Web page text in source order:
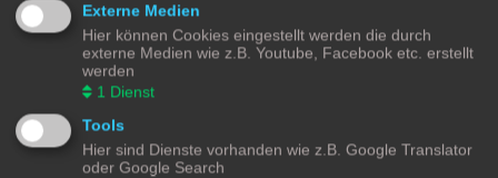
Home Assistant Add-On's
Rings um Add-On's. Offizielle oder Custom.
Themen: 57
Home Assistant Cloud / Nabu Casaa
Themen rund um Home Assistant Cloud und Nabu Casa.
Hardware
Was ist die geeignete Hardware für Home Assistant? SD-Karte oder doch
SSD?
Externe Medien
Hier können Cookies eingestellt werden die durch
externe Medien wie z.B. Youtube, Facebook etc. erstellt
werden
1 Dienst
Tools
Hier sind Dienste vorhanden wie z.B. Google Translator
oder Google Search